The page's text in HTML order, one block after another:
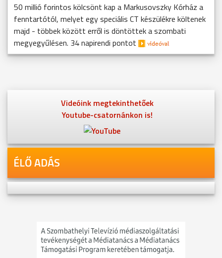
50 millió forintos kölcsönt kap a Markusovszky Kórház a
fenntartótól, melyet egy speciális CT készülékre költenek
majd - többek között erről is döntöttek a szombati
megyegyűlésen. 34 napirendi pontot
Videóink megtekinthetőek
Youtube-csatornánkon is!
ÉLŐ ADÁS